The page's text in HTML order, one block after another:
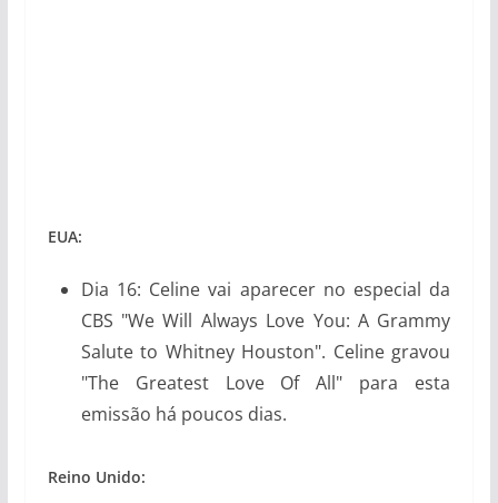
EUA:
Dia 16: Celine vai aparecer no especial da
CBS "We Will Always Love You: A Grammy
Salute to Whitney Houston". Celine gravou
"The Greatest Love Of All" para esta
emissão há poucos dias.
Reino Unido: